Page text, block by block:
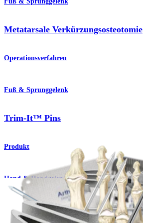
Metatarsale Verkürzungsosteotomie
Operationsverfahren
Fuß & Sprunggelenk
Trim-It™ Pins
Produkt
Hand & Handgelenk
Trim-It™ Pins